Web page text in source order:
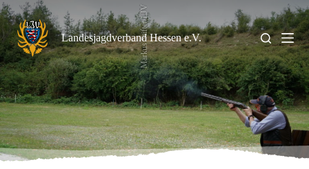
Zum
Inhalt
springen
Landesjagdverband Hessen e.V.
Markus Stifter/LJV